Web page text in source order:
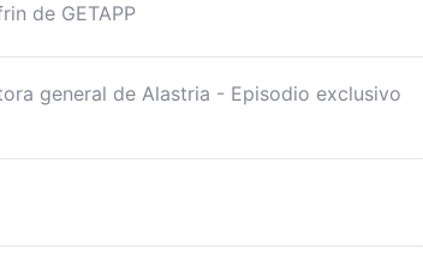
de GETAPP
general de Alastria - Episodio exclusivo